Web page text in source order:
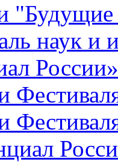
наук и
России»